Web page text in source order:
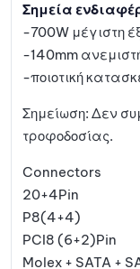
Σημεία
-700W μέγιστη
-140mm
-ποιοτική
Σημείωση: Δεν
τροφοδοσίας.
Connectors
20+4Pin
P8(4+4)
PCI8 (6+2)Pin
Molex + SATA +